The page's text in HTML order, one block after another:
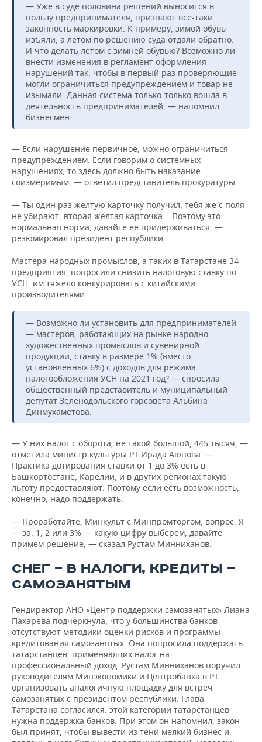
— Уже в суде половина решений выносится в
пользу предпринимателя, признают все-таки
законность маркировки. К примеру, зимой обувь
изъяли, а летом по решению суда отдали обратно.
И что делать летом с зимней обувью? Возможно ли
внести изменения в регламент оформления
нарушений так, чтобы в первый раз проверяющие
могли ограничиться предупреждением и товар не
изымали. Данная система только-только вошла в
деятельность предпринимателей, — напомнил
бизнесмен.
— Если нарушение первичное, можно ограничиться
предупреждением. Если говорим о системных
нарушениях, то здесь должно быть наказание
соизмеримым, — ответил представитель прокуратуры.
— Ты один раз желтую карточку получил, тебя же с поля
не убирают, вторая желтая карточка... Поэтому это
нормальная норма, давайте ее придерживаться, —
резюмировал президент республики.
Мастера народных промыслов, а таких в Татарстане 34
предприятия, попросили снизить налоговую ставку по
УСН, им тяжело конкурировать с китайскими
производителями.
— Возможно ли установить для предпринимателей
— мастеров, работающих на рынке народно-
художественных промыслов и сувенирной
продукции, ставку в размере 1% (вместо
установленных 6%) с доходов для режима
налогообложения УСН на 2021 год? — спросила
общественный представитель и муниципальный
депутат Зеленодольского горсовета Альбина
Динмухаметова.
— У них налог с оборота, не такой большой, 445 тысяч, —
отметила министр культуры РТ Ирада Аюпова. —
Практика дотирования ставки от 1 до 3% есть в
Башкортостане, Карелии, и в других регионах такую
льготу предоставляют. Поэтому если есть возможность,
конечно, надо поддержать.
— Проработайте, Минкульт с Минпромторгом, вопрос. Я
— за. 1, 2 или 3% — какую цифру выберем, давайте
примем решение, — сказал Рустам Минниханов.
СНЕГ — В НАЛОГИ, КРЕДИТЫ —
САМОЗАНЯТЫМ
Гендиректор АНО «Центр поддержки самозанятых» Лиана
Пахарева подчеркнула, что у большинства банков
отсутствуют методики оценки рисков и программы
кредитования самозанятых. Она попросила поддержать
татарстанцев, применяющих налог на
профессиональный доход. Рустам Минниханов поручил
руководителям Минэкономики и Центробанка в РТ
организовать аналогичную площадку для встреч
самозанятых с президентом республики. Глава
Татарстана согласился: этой категории татарстанцев
нужна поддержка банков. При этом он напомнил, закон
был принят, чтобы вывести из тени мелкий бизнес и